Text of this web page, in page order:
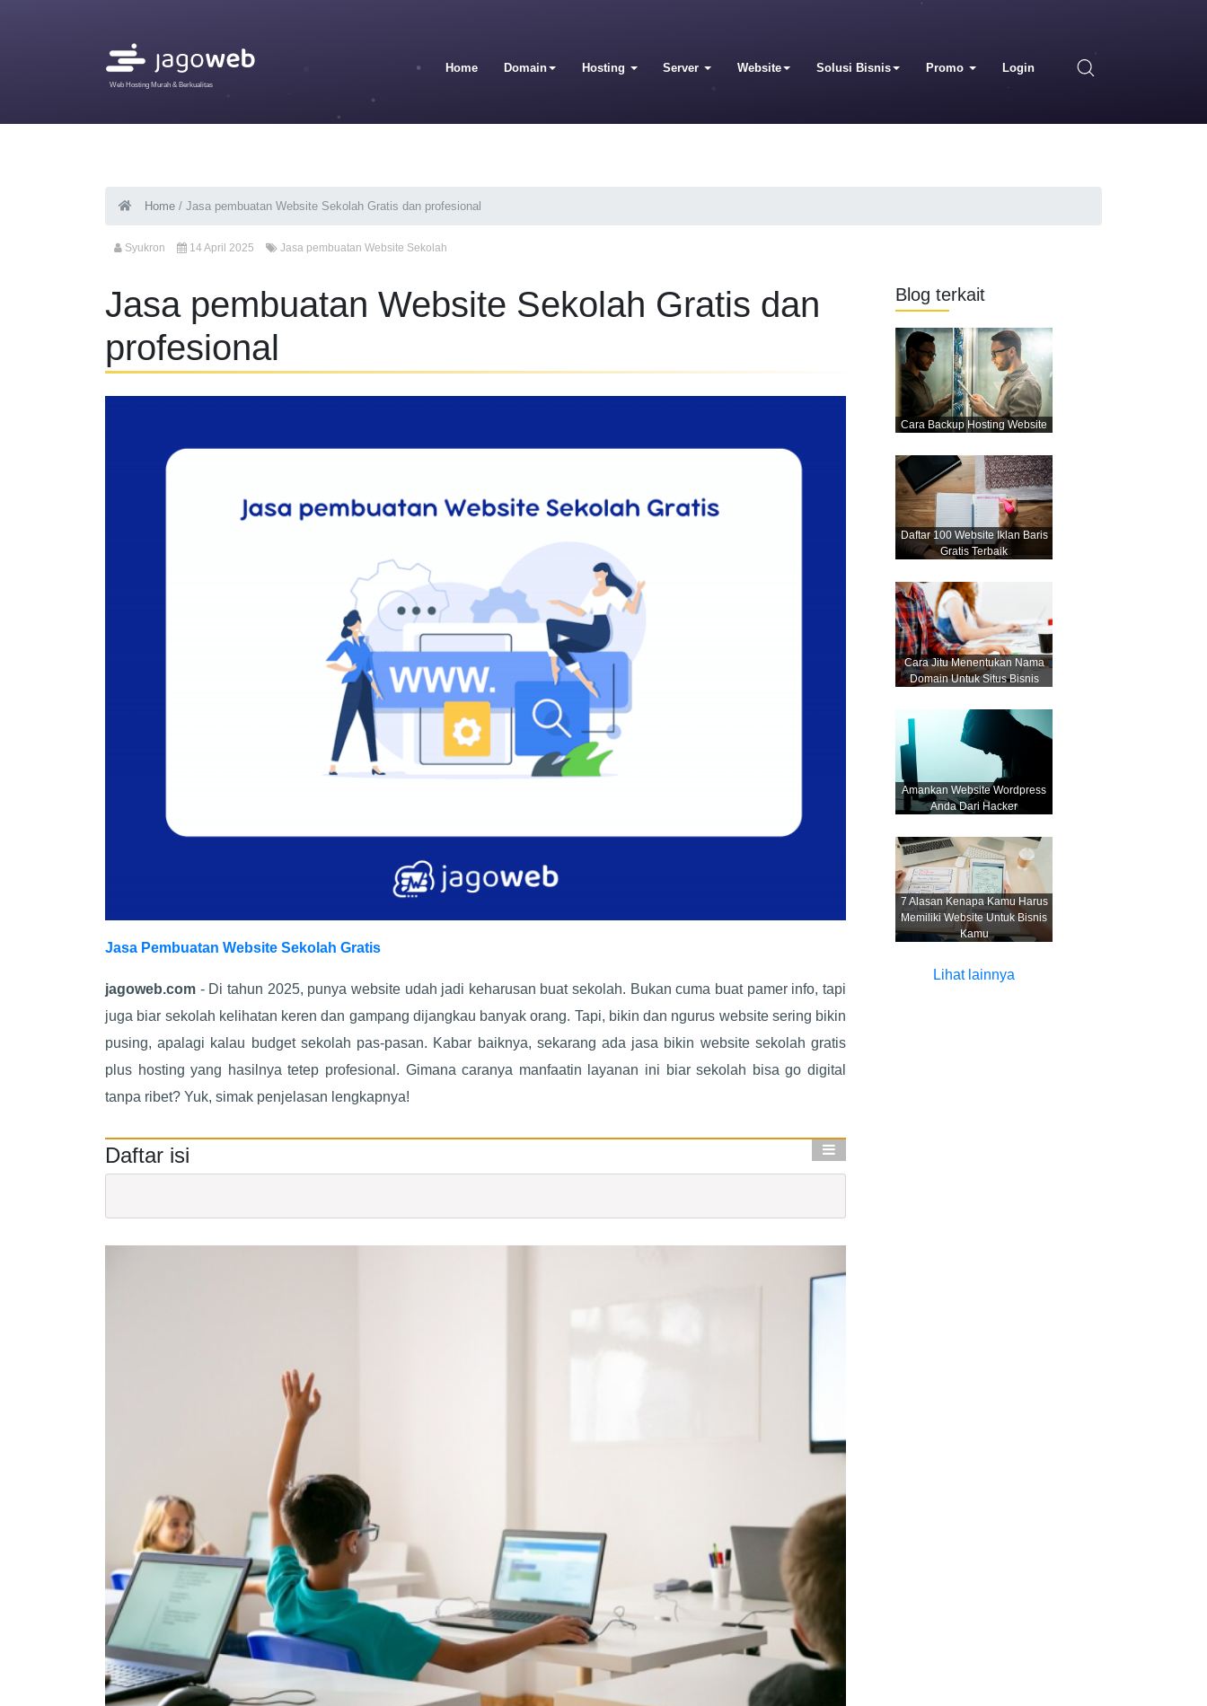
Web Hosting Murah & Berkualitas
Home Domain Hosting Server Website Solusi Bisnis Promo Login
Home / Jasa pembuatan Website Sekolah Gratis dan profesional
Syukron 14 April 2025 Jasa pembuatan Website Sekolah
Jasa pembuatan Website Sekolah Gratis dan
profesional
Jasa Pembuatan Website Sekolah Gratis
jagoweb.com - Di tahun 2025, punya website udah jadi keharusan buat sekolah. Bukan cuma buat pamer info, tapi
juga biar sekolah kelihatan keren dan gampang dijangkau banyak orang. Tapi, bikin dan ngurus website sering bikin
pusing, apalagi kalau budget sekolah pas-pasan. Kabar baiknya, sekarang ada jasa bikin website sekolah gratis
plus hosting yang hasilnya tetep profesional. Gimana caranya manfaatin layanan ini biar sekolah bisa go digital
tanpa ribet? Yuk, simak penjelasan lengkapnya!
Daftar isi
Blog terkait
Cara Backup Hosting Website
Daftar 100 Website Iklan Baris
Gratis Terbaik
Cara Jitu Menentukan Nama
Domain Untuk Situs Bisnis
Amankan Website Wordpress
Anda Dari Hacker
7 Alasan Kenapa Kamu Harus
Memiliki Website Untuk Bisnis
Kamu
Lihat lainnya